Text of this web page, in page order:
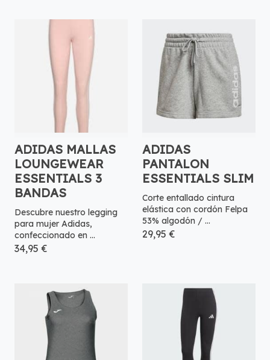
ADIDAS MALLAS
LOUNGEWEAR
ESSENTIALS 3
BANDAS
Descubre nuestro legging
para mujer Adidas,
confeccionado en ...
34,95 €
ADIDAS
PANTALON
ESSENTIALS SLIM
Corte entallado cintura
elástica con cordón Felpa
53% algodón / ...
29,95 €